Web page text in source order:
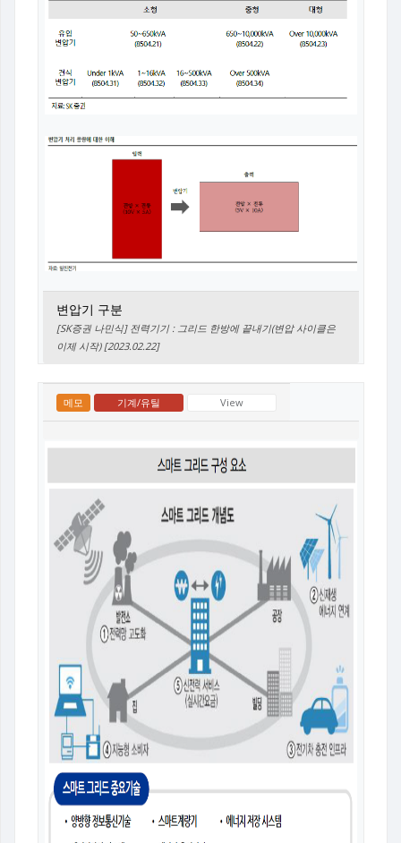
변압기 구분
[SK증권 나민식] 전력기기 : 그리드 한방에 끝내기(변압 사이클은
이제 시작) [2023.02.22]
메모 기계/유틸 View